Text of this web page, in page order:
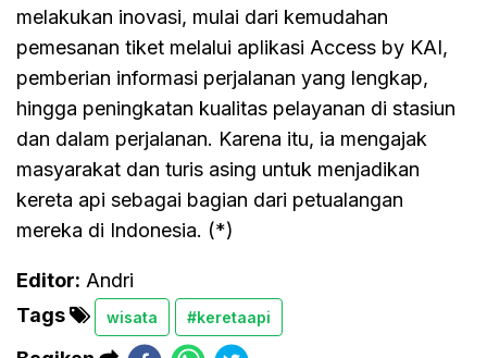
melakukan inovasi, mulai dari kemudahan
pemesanan tiket melalui aplikasi Access by KAI,
pemberian informasi perjalanan yang lengkap,
hingga peningkatan kualitas pelayanan di stasiun
dan dalam perjalanan. Karena itu, ia mengajak
masyarakat dan turis asing untuk menjadikan
kereta api sebagai bagian dari petualangan
mereka di Indonesia. (*)
Editor: Andri
Tags
wisata #keretaapi